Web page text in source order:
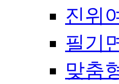
진위
필기
맞춤